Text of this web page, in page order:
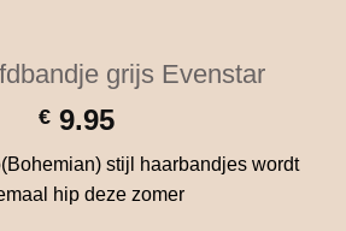
grijs Evenstar
€9.95
stijl haarbandjes wordt
hip deze zomer